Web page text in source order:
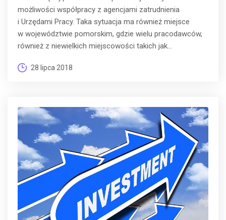
możliwości współpracy z agencjami zatrudnienia
i Urzędami Pracy. Taka sytuacja ma również miejsce
w województwie pomorskim, gdzie wielu pracodawców,
również z niewielkich miejscowości takich jak...
28 lipca 2018